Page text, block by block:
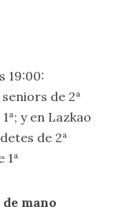
19:00:
de 2ª
y en Lazkao
de 2ª
1ª
mano